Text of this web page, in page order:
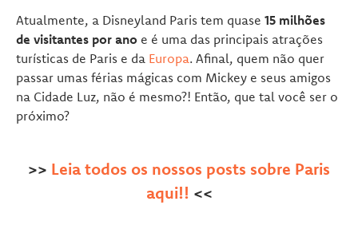
Atualmente, a Disneyland Paris tem quase 15 milhões
de visitantes por ano e é uma das principais atrações
turísticas de Paris e da Europa. Afinal, quem não quer
passar umas férias mágicas com Mickey e seus amigos
na Cidade Luz, não é mesmo?! Então, que tal você ser o
próximo?
>> Leia todos os nossos posts sobre Paris
aqui!! <<